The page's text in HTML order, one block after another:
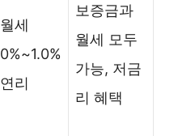
월세
0%~1.0%
연리
보증금과
월세 모두
가능, 저금
리 혜택